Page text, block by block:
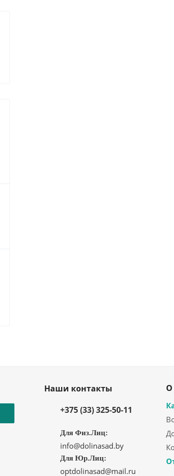
Наши контакты
+375 (33) 325-50-11
Для Физ.Лиц:
info@dolinasad.by
Для Юр.Лиц:
optdolinasad@mail.ru
О